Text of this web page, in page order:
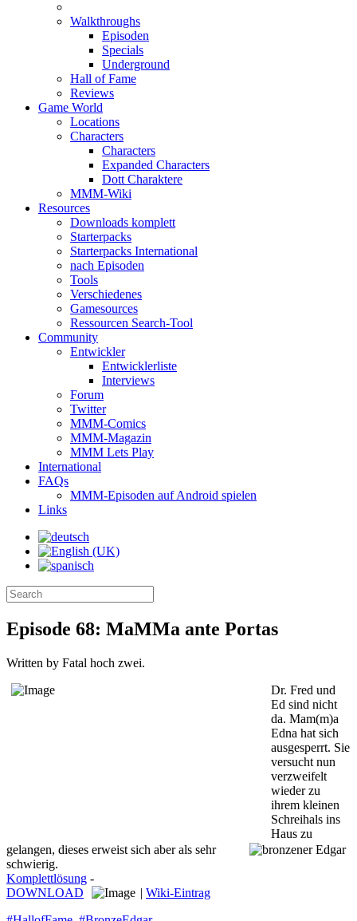
Walkthroughs
Episoden
Specials
Underground
Hall of Fame
Reviews
Game World
Locations
Characters
Characters
Expanded Characters
Dott Charaktere
MMM-Wiki
Resources
Downloads komplett
Starterpacks
Starterpacks International
nach Episoden
Tools
Verschiedenes
Gamesources
Ressourcen Search-Tool
Community
Entwickler
Entwicklerliste
Interviews
Forum
Twitter
MMM-Comics
MMM-Magazin
MMM Lets Play
International
FAQs
MMM-Episoden auf Android spielen
Links
Episode 68: MaMMa ante Portas
Written by Fatal hoch zwei.
Dr. Fred und
Ed sind nicht
da. Mam(m)a
Edna hat sich
ausgesperrt. Sie
versucht nun
verzweifelt
wieder zu
ihrem kleinen
Schreihals ins
Haus zu
gelangen, dieses erweist sich aber als sehr
schwierig.
Komplettlösung -
DOWNLOAD
| Wiki-Eintrag